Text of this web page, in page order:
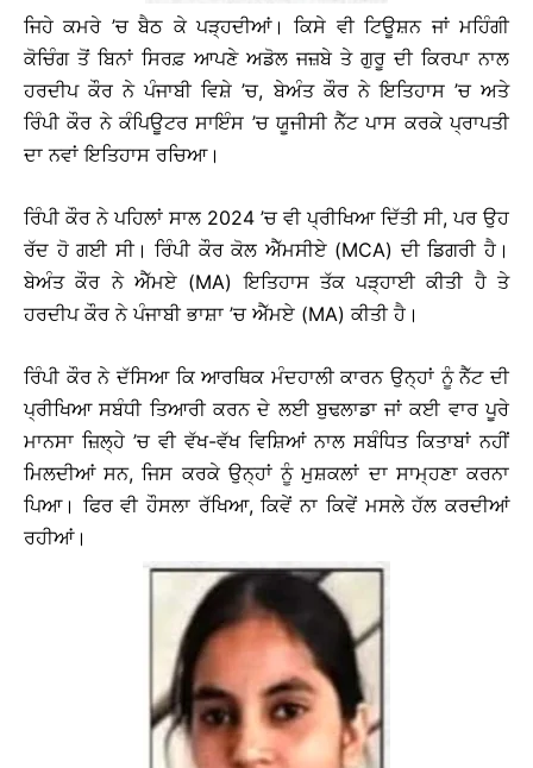
ਜਿਹੇ ਕਮਰੇ ’ਚ ਬੈਠ ਕੇ ਪੜ੍ਹਦੀਆਂ। ਕਿਸੇ ਵੀ ਟਿਊਸ਼ਨ ਜਾਂ ਮਹਿੰਗੀ
ਕੋਚਿੰਗ ਤੋਂ ਬਿਨਾਂ ਸਿਰਫ਼ ਆਪਣੇ ਅਡੋਲ ਜਜ਼ਬੇ ਤੇ ਗੁਰੂ ਦੀ ਕਿਰਪਾ ਨਾਲ
ਹਰਦੀਪ ਕੌਰ ਨੇ ਪੰਜਾਬੀ ਵਿਸ਼ੇ ’ਚ, ਬੇਅੰਤ ਕੌਰ ਨੇ ਇਤਿਹਾਸ ’ਚ ਅਤੇ
ਰਿੰਪੀ ਕੌਰ ਨੇ ਕੰਪਿਊਟਰ ਸਾਇੰਸ ’ਚ ਯੂਜੀਸੀ ਨੈੱਟ ਪਾਸ ਕਰਕੇ ਪ੍ਰਾਪਤੀ
ਦਾ ਨਵਾਂ ਇਤਿਹਾਸ ਰਚਿਆ।
ਰਿੰਪੀ ਕੌਰ ਨੇ ਪਹਿਲਾਂ ਸਾਲ 2024 ’ਚ ਵੀ ਪ੍ਰੀਖਿਆ ਦਿੱਤੀ ਸੀ, ਪਰ ਉਹ
ਰੱਦ ਹੋ ਗਈ ਸੀ। ਰਿੰਪੀ ਕੌਰ ਕੋਲ ਐੱਮਸੀਏ (MCA) ਦੀ ਡਿਗਰੀ ਹੈ।
ਬੇਅੰਤ ਕੌਰ ਨੇ ਐੱਮਏ (MA) ਇਤਿਹਾਸ ਤੱਕ ਪੜ੍ਹਾਈ ਕੀਤੀ ਹੈ ਤੇ
ਹਰਦੀਪ ਕੌਰ ਨੇ ਪੰਜਾਬੀ ਭਾਸ਼ਾ ’ਚ ਐੱਮਏ (MA) ਕੀਤੀ ਹੈ।
ਰਿੰਪੀ ਕੌਰ ਨੇ ਦੱਸਿਆ ਕਿ ਆਰਥਿਕ ਮੰਦਹਾਲੀ ਕਾਰਨ ਉਨ੍ਹਾਂ ਨੂੰ ਨੈੱਟ ਦੀ
ਪ੍ਰੀਖਿਆ ਸਬੰਧੀ ਤਿਆਰੀ ਕਰਨ ਦੇ ਲਈ ਬੁਢਲਾਡਾ ਜਾਂ ਕਈ ਵਾਰ ਪੂਰੇ
ਮਾਨਸਾ ਜ਼ਿਲ੍ਹੇ ’ਚ ਵੀ ਵੱਖ-ਵੱਖ ਵਿਸ਼ਿਆਂ ਨਾਲ ਸਬੰਧਿਤ ਕਿਤਾਬਾਂ ਨਹੀਂ
ਮਿਲਦੀਆਂ ਸਨ, ਜਿਸ ਕਰਕੇ ਉਨ੍ਹਾਂ ਨੂੰ ਮੁਸ਼ਕਲਾਂ ਦਾ ਸਾਮ੍ਹਣਾ ਕਰਨਾ
ਪਿਆ। ਫਿਰ ਵੀ ਹੌਸਲਾ ਰੱਖਿਆ, ਕਿਵੇਂ ਨਾ ਕਿਵੇਂ ਮਸਲੇ ਹੱਲ ਕਰਦੀਆਂ
ਰਹੀਆਂ।